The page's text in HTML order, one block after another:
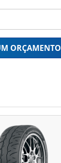
ORÇAMENTO